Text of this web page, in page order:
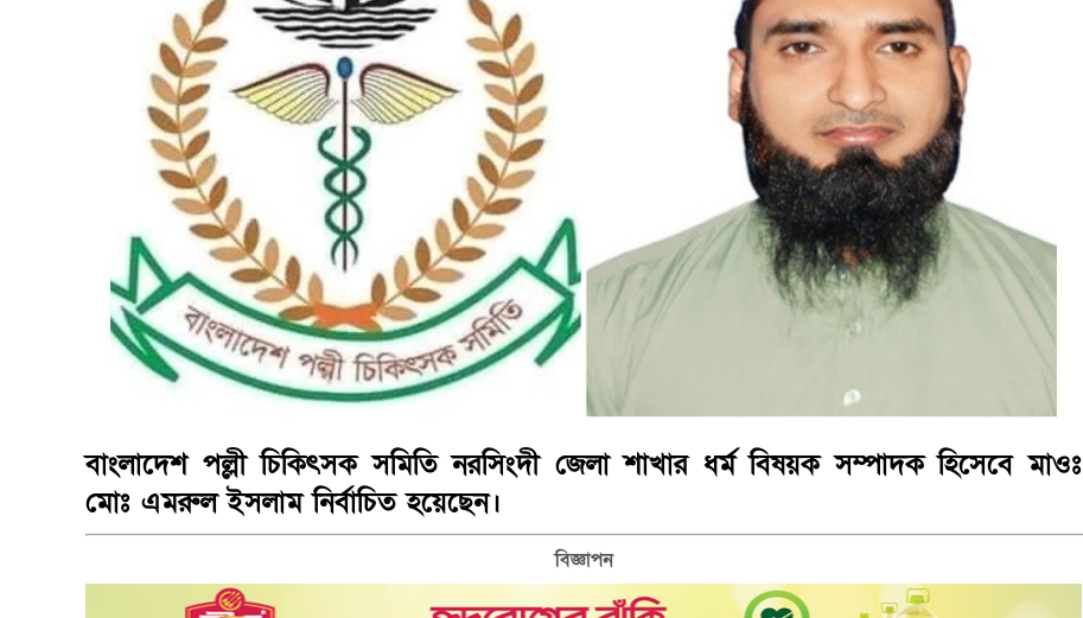
বাংলাদেশ পল্লী চিকিৎসক সমিতি নরসিংদী জেলা শাখার ধর্ম বিষয়ক সম্পাদক হিসেবে মাওঃ
মোঃ এমরুল ইসলাম নির্বাচিত হয়েছেন।
বিজ্ঞাপন